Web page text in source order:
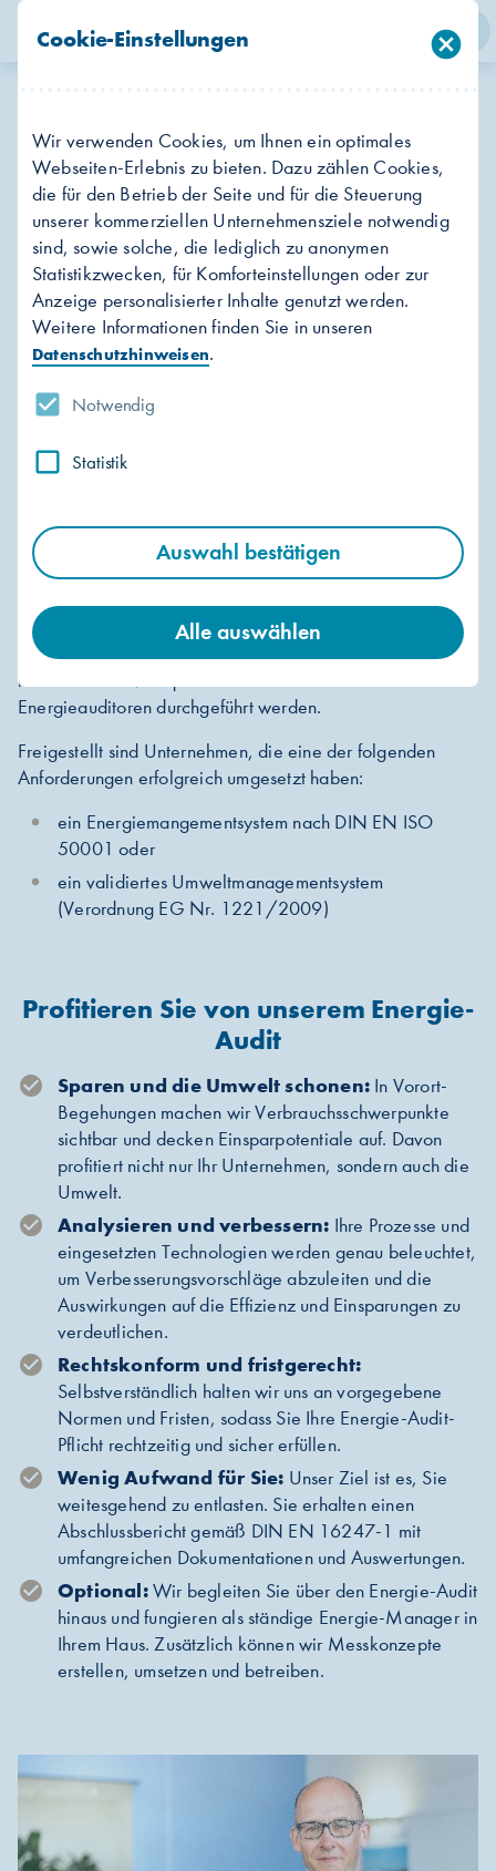
cancel
Cookie-Einstellungen
Wir verwenden Cookies, um Ihnen ein optimales
Webseiten-Erlebnis zu bieten. Dazu zählen Cookies,
die für den Betrieb der Seite und für die Steuerung
unserer kommerziellen Unternehmensziele notwendig
sind, sowie solche, die lediglich zu anonymen
Statistikzwecken, für Komforteinstellungen oder zur
Anzeige personalisierter Inhalte genutzt werden.
Weitere Informationen finden Sie in unseren
Datenschutzhinweisen.
Notwendig
Statistik
Auswahl bestätigen
Alle auswählen
Suche
menu
Menü
Energie-Audit.
Für mehr Effizienz.
Wer ist zum Energie-Audit verpflichtet?
Ein Energie-Audit muss laut Energiedienstleistungsgesetz
von allen Unternehmen durchgeführt werden, die nicht
unter die KMU-Empfehlung der EU fallen und somit kein
kleines oder mittleres Unternehmen sind. Alle vier Jahre
muss ein Audit von qualifizierten und akkreditierten
Energieauditoren durchgeführt werden.
Freigestellt sind Unternehmen, die eine der folgenden
Anforderungen erfolgreich umgesetzt haben:
ein Energiemangementsystem nach DIN EN ISO
50001 oder
ein validiertes Umweltmanagementsystem
(Verordnung EG Nr. 1221/2009)
Profitieren Sie von unserem Energie-
Audit
Sparen und die Umwelt schonen: In Vorort-
Begehungen machen wir Verbrauchsschwerpunkte
sichtbar und decken Einsparpotentiale auf. Davon
profitiert nicht nur Ihr Unternehmen, sondern auch die
Umwelt.
Analysieren und verbessern: Ihre Prozesse und
eingesetzten Technologien werden genau beleuchtet,
um Verbesserungsvorschläge abzuleiten und die
Auswirkungen auf die Effizienz und Einsparungen zu
verdeutlichen.
Rechtskonform und fristgerecht:
Selbstverständlich halten wir uns an vorgegebene
Normen und Fristen, sodass Sie Ihre Energie-Audit-
Pflicht rechtzeitig und sicher erfüllen.
Wenig Aufwand für Sie: Unser Ziel ist es, Sie
weitesgehend zu entlasten. Sie erhalten einen
Abschlussbericht gemäß DIN EN 16247-1 mit
umfangreichen Dokumentationen und Auswertungen.
Optional:Wir begleiten Sie über den Energie-Audit
hinaus und fungieren als ständige Energie-Manager in
Ihrem Haus. Zusätzlich können wir Messkonzepte
erstellen, umsetzen und betreiben.